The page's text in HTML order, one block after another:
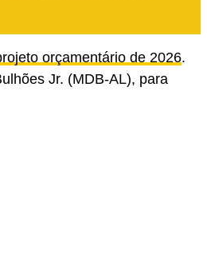
orçamentário de 2026.
Jr. (MDB-AL), para